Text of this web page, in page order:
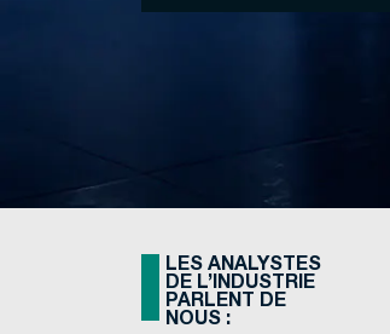
LES ANALYSTES
DE L’INDUSTRIE
PARLENT DE
NOUS :